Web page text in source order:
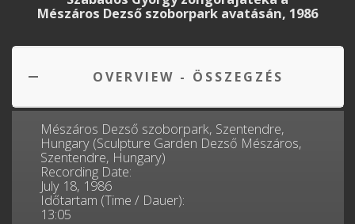
Mészáros Dezső szoborpark avatásán, 1986
OVERVIEW - ÖSSZEGZÉS
Mészáros Dezső szoborpark, Szentendre,
Hungary (Sculpture Garden Dezső Mészáros,
Szentendre, Hungary)
Recording Date:
July 18, 1986
Időtartam (Time / Dauer):
13:05